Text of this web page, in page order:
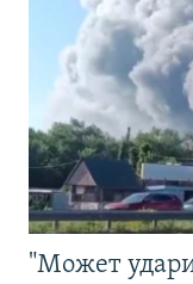
"Может